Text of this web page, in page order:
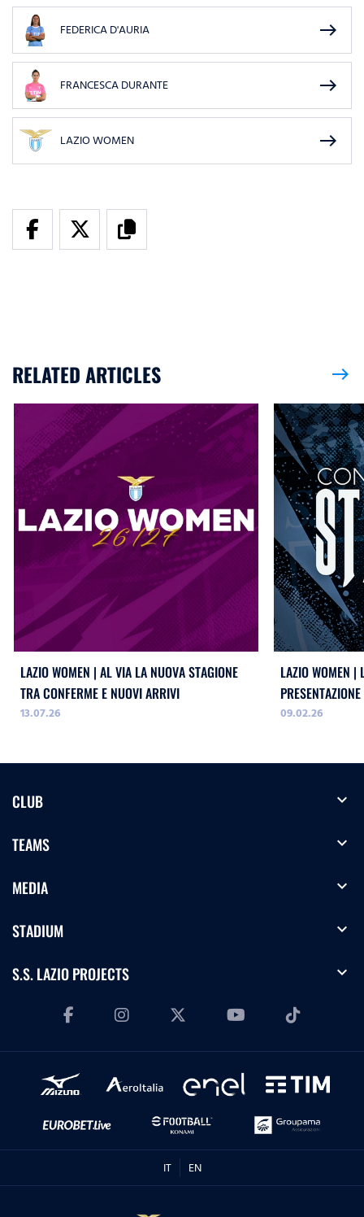
FEDERICA D'AURIA east
FRANCESCA DURANTE east
LAZIO WOMEN east
RELATED ARTICLES east
LAZIO WOMEN | AL VIA LA NUOVA STAGIONE
TRA CONFERME E NUOVI ARRIVI
13.07.26
LAZIO WOMEN |
CESARINI E
09.02.26
CLUB expand_more
TEAMS expand_more
MEDIA expand_more
STADIUM expand_more
S.S. LAZIO PROJECTS expand_more
IT EN